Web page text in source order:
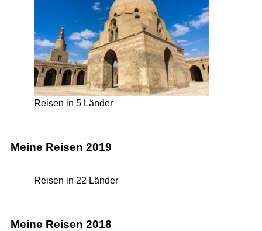
Reisen in 5 Länder
Meine Reisen 2019
Reisen in 22 Länder
Meine Reisen 2018